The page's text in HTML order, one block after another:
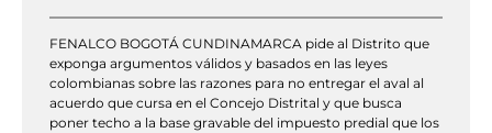
FENALCO BOGOTÁ CUNDINAMARCA pide al Distrito que
exponga argumentos válidos y basados en las leyes
colombianas sobre las razones para no entregar el aval al
acuerdo que cursa en el Concejo Distrital y que busca
poner techo a la base gravable del impuesto predial que los